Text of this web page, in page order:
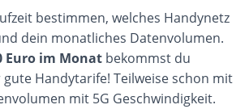
bestimmen, welches Handynetz
dein monatliches Datenvolumen.
Euro im Monat bekommst du
Handytarife! Teilweise schon mit
mit 5G Geschwindigkeit.